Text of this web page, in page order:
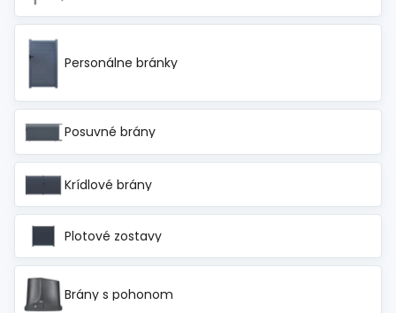
Personálne bránky
Posuvné brány
Krídlové brány
Plotové zostavy
Brány s pohonom